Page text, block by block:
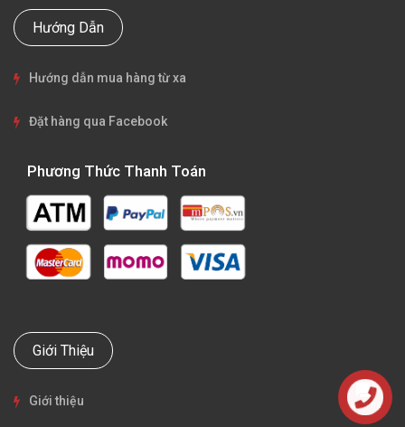
Hướng Dẫn
Hướng dẫn mua hàng từ xa
Đặt hàng qua Facebook
Phương Thức Thanh Toán
Giới Thiệu
Giới thiệu Liên hệ